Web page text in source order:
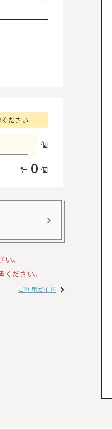
ださい
個
計 0 個
い。
ださい。
ご利用ガイド